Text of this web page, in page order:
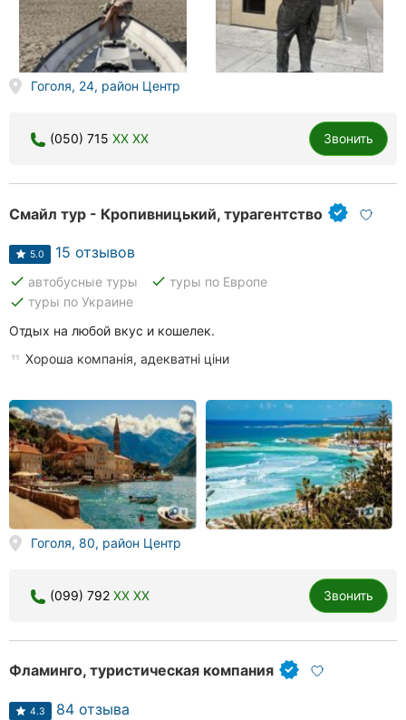
Гоголя, 24, район Центр
(050) 715 XX XX Звонить
Смайл тур - Кропивницький, турагентство
5.0 15 отзывов
done автобусные туры done туры по Европе
done туры по Украине
Отдых на любой вкус и кошелек.
Хороша компанія, адекватні ціни
Гоголя, 80, район Центр
(099) 792 XX XX Звонить
Фламинго, туристическая компания
4.3 84 отзыва